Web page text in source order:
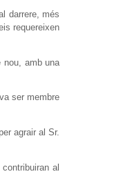
darrere, més
requereixen
nou, amb una
ser membre
agrair al Sr.
al